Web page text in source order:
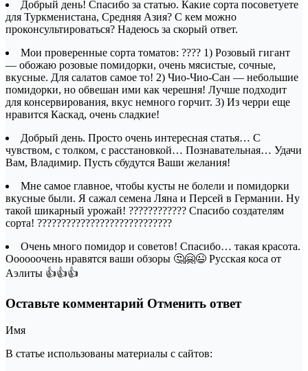
Добрый день! Спасибо за статью. Какие сорта посоветуете
для Туркменистана, Средняя Азия? С кем можно
проконсультироваться? Надеюсь за скорый ответ.
Мои проверенные сорта томатов: ???? 1) Розовый гигант
— обожаю розовые помидорки, очень мясистые, сочные,
вкусные. Для салатов самое то! 2) Чио-Чио-Сан — небольшие
помидорки, но обвешан ими как черешня! Лучше подходит
для консервирования, вкус немного горчит. 3) Из черри еще
нравится Каскад, очень сладкие!
Добрый день. Просто очень интересная статья… С
чувством, с толком, с расстановкой… Познавательная… Удачи
Вам, Владимир. Пусть сбудутся Ваши желания!
Мне самое главное, чтобы кусты не болели и помидорки
вкусные были. Я сажал семена Ляна и Персей в Германии. Ну
такой шикарный урожай! ???????????? Спасибо создателям
сорта! ????????????????????????????
Очень много помидор и советов! Спасибо… такая красота.
Оооооочень нравятся ваши обзоры 🤔🤗😉 Русская коса от
Аэлиты 👍👍👍
Оставьте комментарий Отменить ответ
Имя
В статье использованы материалы с сайтов: